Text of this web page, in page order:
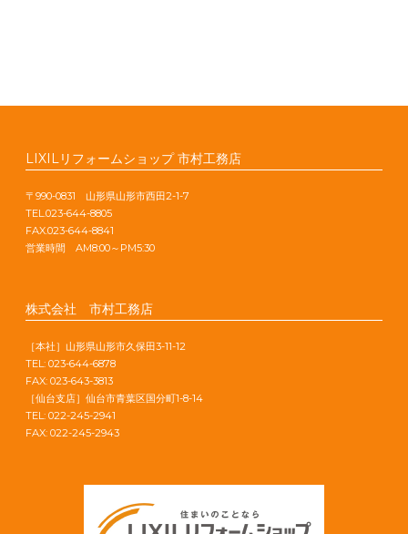
LIXILリフォームショップ 市村工務店
〒990-0831 山形県山形市西田2-1-7
TEL.023-644-8805
FAX.023-644-8841
営業時間 AM8:00～PM5:30
株式会社 市村工務店
［本社］山形県山形市久保田3-11-12
TEL: 023-644-6878
FAX: 023-643-3813
［仙台支店］仙台市青葉区国分町1-8-14
TEL: 022-245-2941
FAX: 022-245-2943